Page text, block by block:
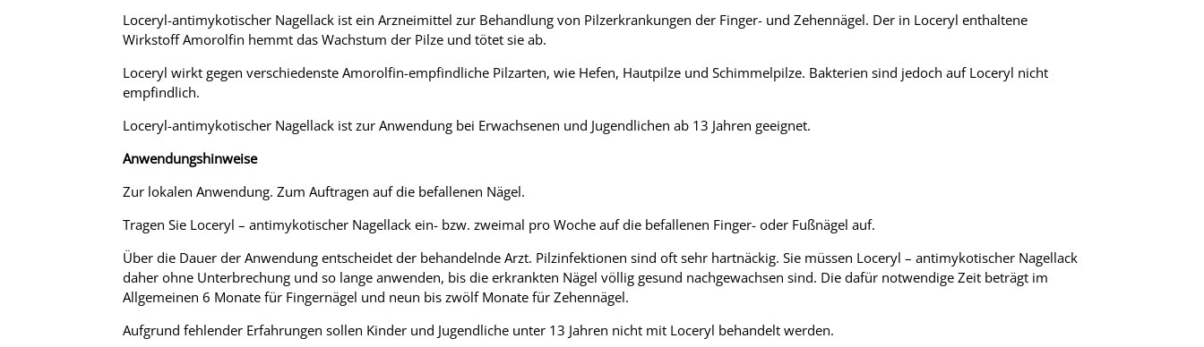
Loceryl-antimykotischer Nagellack ist ein Arzneimittel zur Behandlung von Pilzerkrankungen der Finger- und Zehennägel. Der in Loceryl enthaltene
Wirkstoff Amorolfin hemmt das Wachstum der Pilze und tötet sie ab.
Loceryl wirkt gegen verschiedenste Amorolfin-empfindliche Pilzarten, wie Hefen, Hautpilze und Schimmelpilze. Bakterien sind jedoch auf Loceryl nicht
empfindlich.
Loceryl-antimykotischer Nagellack ist zur Anwendung bei Erwachsenen und Jugendlichen ab 13 Jahren geeignet.
Anwendungshinweise
Zur lokalen Anwendung. Zum Auftragen auf die befallenen Nägel.
Tragen Sie Loceryl – antimykotischer Nagellack ein- bzw. zweimal pro Woche auf die befallenen Finger- oder Fußnägel auf.
Über die Dauer der Anwendung entscheidet der behandelnde Arzt. Pilzinfektionen sind oft sehr hartnäckig. Sie müssen Loceryl – antimykotischer Nagellack
daher ohne Unterbrechung und so lange anwenden, bis die erkrankten Nägel völlig gesund nachgewachsen sind. Die dafür notwendige Zeit beträgt im
Allgemeinen 6 Monate für Fingernägel und neun bis zwölf Monate für Zehennägel.
Aufgrund fehlender Erfahrungen sollen Kinder und Jugendliche unter 13 Jahren nicht mit Loceryl behandelt werden.